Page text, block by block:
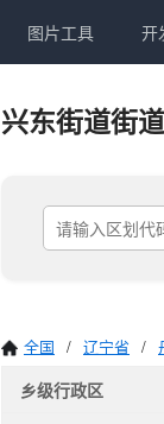
图片工具 开
兴东街道街
全国 / 辽宁省 /
乡级行政区